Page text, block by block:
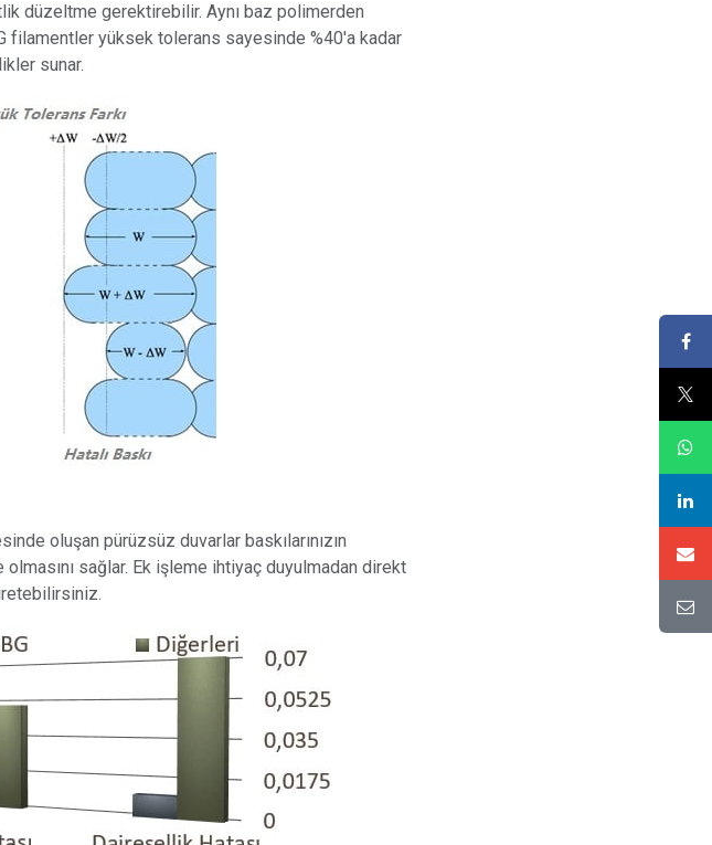
düzeltme gerektirebilir. Aynı baz polimerden
filamentler yüksek tolerans sayesinde %40'a kadar
sunar.
oluşan pürüzsüz duvarlar baskılarınızın
sağlar. Ek işleme ihtiyaç duyulmadan direkt